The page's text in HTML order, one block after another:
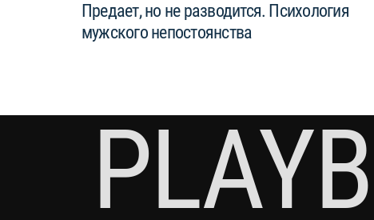
Предает, но не разводится. Психология
мужского непостоянства